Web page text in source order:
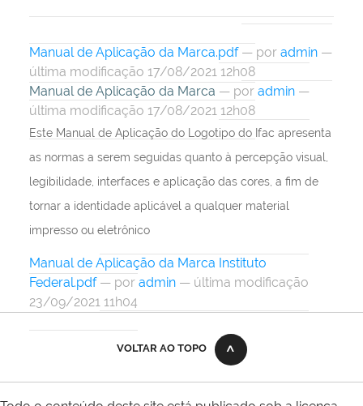
Manual de Aplicação da Marca.pdf — por admin —
última modificação 17/08/2021 12h08
Manual de Aplicação da Marca — por admin —
última modificação 17/08/2021 12h08
Este Manual de Aplicação do Logotipo do Ifac apresenta
as normas a serem seguidas quanto à percepção visual,
legibilidade, interfaces e aplicação das cores, a fim de
tornar a identidade aplicável a qualquer material
impresso ou eletrônico
Manual de Aplicação da Marca Instituto
Federal.pdf — por admin — última modificação
23/09/2021 11h04
VOLTAR AO TOPO